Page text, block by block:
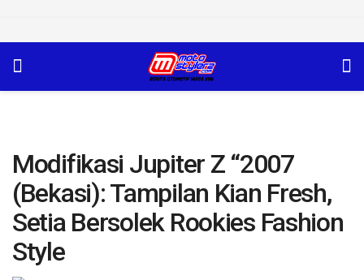
Modifikasi Jupiter Z “2007
(Bekasi): Tampilan Kian Fresh,
Setia Bersolek Rookies Fashion
Style